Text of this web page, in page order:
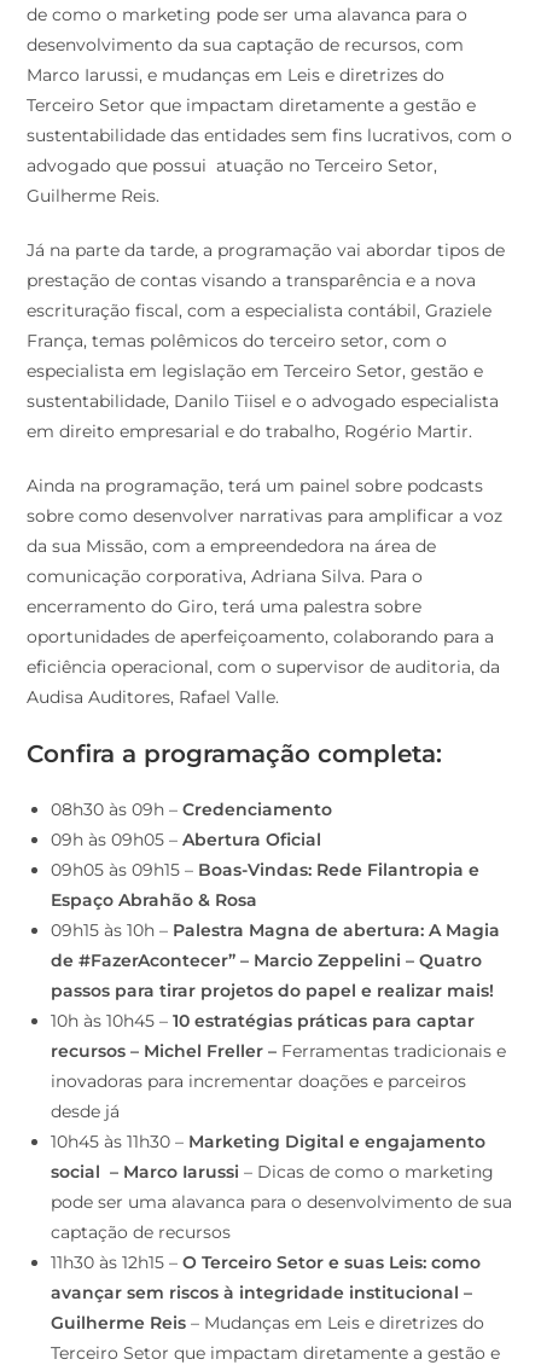
de como o marketing pode ser uma alavanca para o
desenvolvimento da sua captação de recursos, com
Marco Iarussi, e mudanças em Leis e diretrizes do
Terceiro Setor que impactam diretamente a gestão e
sustentabilidade das entidades sem fins lucrativos, com o
advogado que possui atuação no Terceiro Setor,
Guilherme Reis.
Já na parte da tarde, a programação vai abordar tipos de
prestação de contas visando a transparência e a nova
escrituração fiscal, com a especialista contábil, Graziele
França, temas polêmicos do terceiro setor, com o
especialista em legislação em Terceiro Setor, gestão e
sustentabilidade, Danilo Tiisel e o advogado especialista
em direito empresarial e do trabalho, Rogério Martir.
Ainda na programação, terá um painel sobre podcasts
sobre como desenvolver narrativas para amplificar a voz
da sua Missão, com a empreendedora na área de
comunicação corporativa, Adriana Silva. Para o
encerramento do Giro, terá uma palestra sobre
oportunidades de aperfeiçoamento, colaborando para a
eficiência operacional, com o supervisor de auditoria, da
Audisa Auditores, Rafael Valle.
Confira a programação completa:
08h30 às 09h –Credenciamento
09h às 09h05 –Abertura Oficial
09h05 às 09h15 – Boas-Vindas: Rede Filantropia e
Espaço Abrahão & Rosa
09h15 às 10h – Palestra Magna de abertura: A Magia
de #FazerAcontecer” – Marcio Zeppelini – Quatro
passos para tirar projetos do papel e realizar mais!
10h às 10h45 –10 estratégias práticas para captar
recursos – Michel Freller – Ferramentas tradicionais e
inovadoras para incrementar doações e parceiros
desde já
10h45 às 11h30 – Marketing Digital e engajamento
social – Marco Iarussi– Dicas de como o marketing
pode ser uma alavanca para o desenvolvimento de sua
captação de recursos
11h30 às 12h15 –O Terceiro Setor e suas Leis: como
avançar sem riscos à integridade institucional –
Guilherme Reis– Mudanças em Leis e diretrizes do
Terceiro Setor que impactam diretamente a gestão e